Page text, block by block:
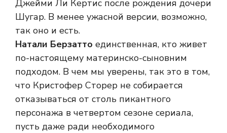
Джейми Ли Кертис после рождения дочери
Шугар. В менее ужасной версии, возможно,
так оно и есть.
Натали Берзатто единственная, кто живет
по-настоящему материнско-сыновним
подходом. В чем мы уверены, так это в том,
что Кристофер Сторер не собирается
отказываться от столь пикантного
персонажа в четвертом сезоне сериала,
пусть даже ради необходимого